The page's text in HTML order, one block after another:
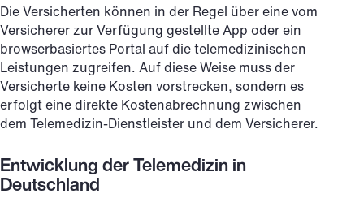
Die Versicherten können in der Regel über eine vom
Versicherer zur Verfügung gestellte App oder ein
browserbasiertes Portal auf die telemedizinischen
Leistungen zugreifen. Auf diese Weise muss der
Versicherte keine Kosten vorstrecken, sondern es
erfolgt eine direkte Kostenabrechnung zwischen
dem Telemedizin-Dienstleister und dem Versicherer.
Entwicklung der Telemedizin in
Deutschland